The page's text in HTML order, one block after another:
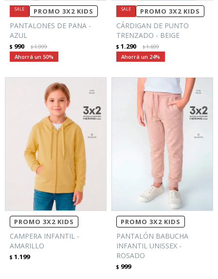
PROMO 3X2 KIDS
PANTALONES DE PANA -
AZUL
$ 990 $1.999
50
PROMO 3X2 KIDS
CÁRDIGAN DE PUNTO
TRENZADO - BEIGE
$ 1.290 $1.699
24
PROMO 3X2 KIDS
CAMPERA INFANTIL -
AMARILLO
$ 1.199
PROMO 3X2 KIDS
PANTALÓN BABUCHA
INFANTIL UNISSEX -
ROSADO
$ 999